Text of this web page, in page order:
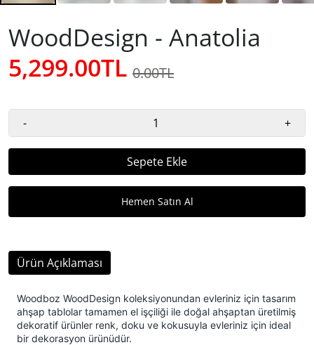
WoodDesign - Anatolia
5,299.00TL 0.00TL
- +
Sepete Ekle
Ürün Açıklaması
Woodboz WoodDesign koleksiyonundan evleriniz için tasarım
ahşap tablolar tamamen el işçiliği ile doğal ahşaptan üretilmiş
dekoratif ürünler renk, doku ve kokusuyla evleriniz için ideal
bir dekorasyon ürünüdür.